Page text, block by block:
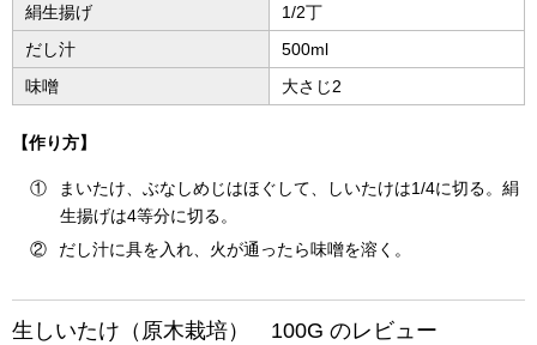
絹生揚げ
1/2丁
だし汁
500ml
味噌
大さじ2
【作り方】
①
まいたけ、ぶなしめじはほぐして、しいたけは1/4に切る。絹
生揚げは4等分に切る。
②
だし汁に具を入れ、火が通ったら味噌を溶く。
生しいたけ（原木栽培） 100G のレビュー